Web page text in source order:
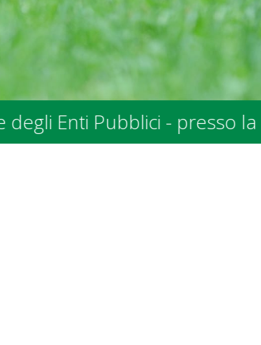
la sede SPALV in Via allo